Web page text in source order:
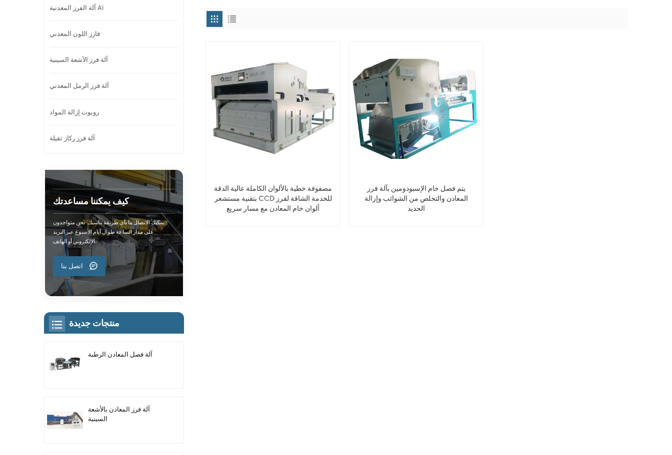
مصفوفة خطية بالألوان الكاملة عالية الدقة
بتقنية مستشعر CCD للخدمة الشاقة لفرز
ألوان خام المعادن مع مسار سريع
يتم فصل خام الإسبودومين بآلة فرز
المعادن والتخلص من الشوائب وإزالة
الحديد
آلة الفرز المعدنية AI
فارز اللون المعدني
آلة فرز الأشعة السينية
آلة فرز الرمل المعدني
روبوت إزالة المواد
آلة فرز ركاز ثقيلة
كيف يمكننا مساعدتك
يمكنك الاتصال بنا بأي طريقة تناسبك. نحن متواجدون
على مدار الساعة طوال أيام الأسبوع عبر البريد
الإلكتروني أو الهاتف.
منتجات جديدة
آلة فصل المعادن الرطبة
آلة فرز المعادن بالأشعة
السينية